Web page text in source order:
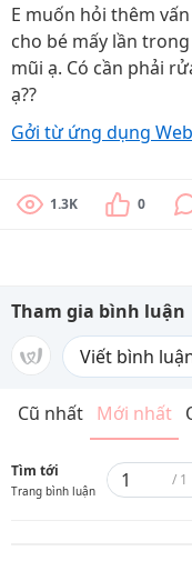
E muốn hỏi thêm
cho bé mấy lần
mũi ạ. Có cần phải
ạ??
Gởi từ ứng dụng
1.3K 0
Tham gia bình luận
Cũ nhất Mới nhất
Tìm tới
Trang bình luận
/ 1